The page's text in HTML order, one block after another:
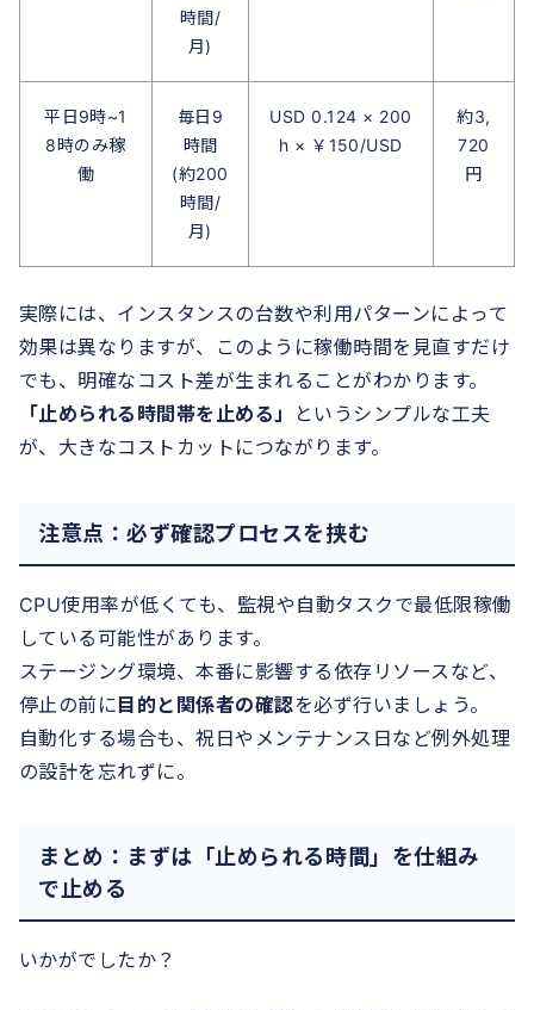
時間/
月)
平日9時~1
8時のみ稼
働
毎日9
時間
(約200
時間/
月)
USD 0.124 × 200
h × ￥150/USD
約3,
720
円
実際には、インスタンスの台数や利用パターンによって
効果は異なりますが、このように稼働時間を見直すだけ
でも、明確なコスト差が生まれることがわかります。
「止められる時間帯を止める」
というシンプルな工夫
が、大きなコストカットにつながります。
注意点：必ず確認プロセスを挟む
CPU使用率が低くても、監視や自動タスクで最低限稼働
している可能性があります。
ステージング環境、本番に影響する依存リソースなど、
停止の前に目的と関係者の確認を必ず行いましょう。
自動化する場合も、祝日やメンテナンス日など例外処理
の設計を忘れずに。
まとめ：まずは「止められる時間」を仕組み
で止める
いかがでしたか？